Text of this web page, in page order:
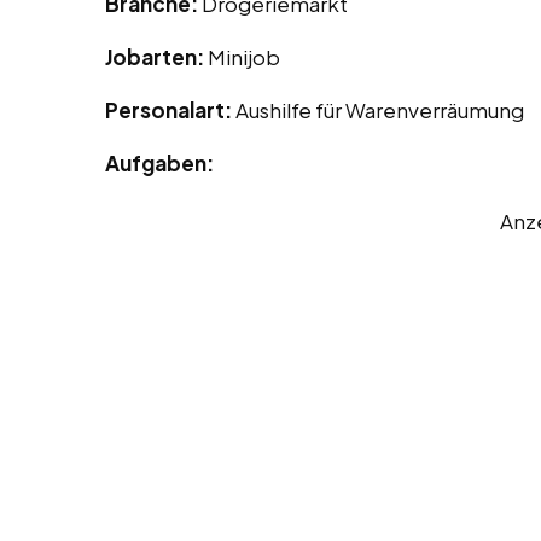
Jobarten: Minijob
Personalart:Aushilfe für Warenverräumung
Aufgaben: